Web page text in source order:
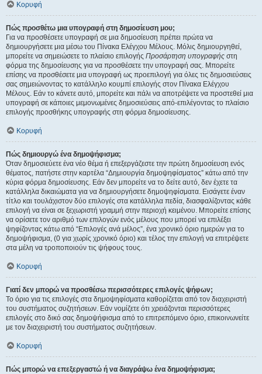
Κορυφή
Πώς προσθέτω μια υπογραφή στη δημοσίευση μου;
Για να προσθέσετε υπογραφή σε μια δημοσίευση πρέπει πρώτα να
δημιουργήσετε μια μέσω του Πίνακα Ελέγχου Μέλους. Μόλις δημιουργηθεί,
μπορείτε να σημειώσετε το πλαίσιο επιλογής Προσάρτηση υπογραφής στη
φόρμα της δημοσίευσης για να προσθέσετε την υπογραφή σας. Μπορείτε
επίσης να προσθέσετε μια υπογραφή ως προεπιλογή για όλες τις δημοσιεύσεις
σας σημειώνοντας το κατάλληλο κουμπί επιλογής στον Πίνακα Ελέγχου
Μέλους. Εάν το κάνετε αυτό, μπορείτε και πάλι να αποτρέψετε να προστεθεί μια
υπογραφή σε κάποιες μεμονωμένες δημοσιεύσεις από-επιλέγοντας το πλαίσιο
επιλογής προσθήκης υπογραφής στη φόρμα δημοσίευσης.
Κορυφή
Πώς δημιουργώ ένα δημοψήφισμα;
Όταν δημοσιεύετε ένα νέο θέμα ή επεξεργάζεστε την πρώτη δημοσίευση ενός
θέματος, πατήστε στην καρτέλα “Δημιουργία δημοψηφίσματος” κάτω από την
κύρια φόρμα δημοσίευσης. Εάν δεν μπορείτε να το δείτε αυτό, δεν έχετε τα
κατάλληλα δικαιώματα για να δημιουργήσετε δημοψηφίσματα. Εισάγετε έναν
τίτλο και τουλάχιστον δύο επιλογές στα κατάλληλα πεδία, διασφαλίζοντας κάθε
επιλογή να είναι σε ξεχωριστή γραμμή στην περιοχή κειμένου. Μπορείτε επίσης
να ορίσετε τον αριθμό των επιλογών ενός μέλους που μπορεί να επιλέξει
ψηφίζοντας κάτω από “Επιλογές ανά μέλος”, ένα χρονικό όριο ημερών για το
δημοψήφισμα, (0 για χωρίς χρονικό όριο) και τέλος την επιλογή να επιτρέψετε
στα μέλη να τροποποιούν τις ψήφους τους.
Κορυφή
Γιατί δεν μπορώ να προσθέσω περισσότερες επιλογές ψήφων;
Το όριο για τις επιλογές στα δημοψηφίσματα καθορίζεται από τον διαχειριστή
του συστήματος συζητήσεων. Εάν νομίζετε ότι χρειάζονται περισσότερες
επιλογές στο δικό σας δημοψήφισμα από το επιτρεπόμενο όριο, επικοινωνείτε
με τον διαχειριστή του συστήματος συζητήσεων.
Κορυφή
Πώς μπορώ να επεξεργαστώ ή να διαγράψω ένα δημοψήφισμα;